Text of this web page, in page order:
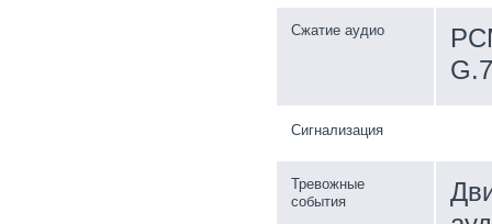
Сжатие аудио
Сигнализация
Тревожные
события